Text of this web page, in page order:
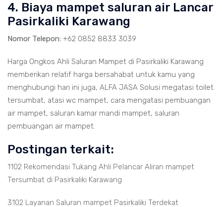
4. Biaya mampet saluran air Lancar
Pasirkaliki Karawang
Nomor Telepon: +62 0852 8833 3039
Harga Ongkos Ahli Saluran Mampet di Pasirkaliki Karawang
memberikan relatif harga bersahabat untuk kamu yang
menghubungi hari ini juga, ALFA JASA Solusi megatasi toilet
tersumbat, atasi wc mampet, cara mengatasi pembuangan
air mampet, saluran kamar mandi mampet, saluran
pembuangan air mampet.
Postingan terkait:
1102 Rekomendasi Tukang Ahli Pelancar Aliran mampet
Tersumbat di Pasirkaliki Karawang
3102 Layanan Saluran mampet Pasirkaliki Terdekat